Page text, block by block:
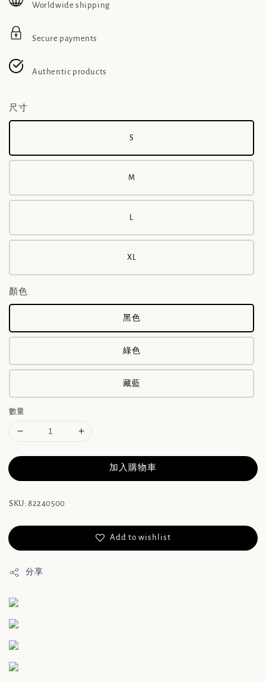
Worldwide shipping
Secure payments
Authentic products
尺寸
S
M
L
XL
顏色
黑色
綠色
藏藍
數量
加入購物車
SKU: 82240500
Add to wishlist
分享